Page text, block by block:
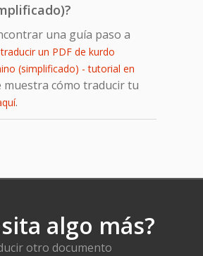
una guía paso a
un PDF de kurdo
(simplificado) - tutorial en
muestra cómo traducir tu
.
algo más?
otro documento